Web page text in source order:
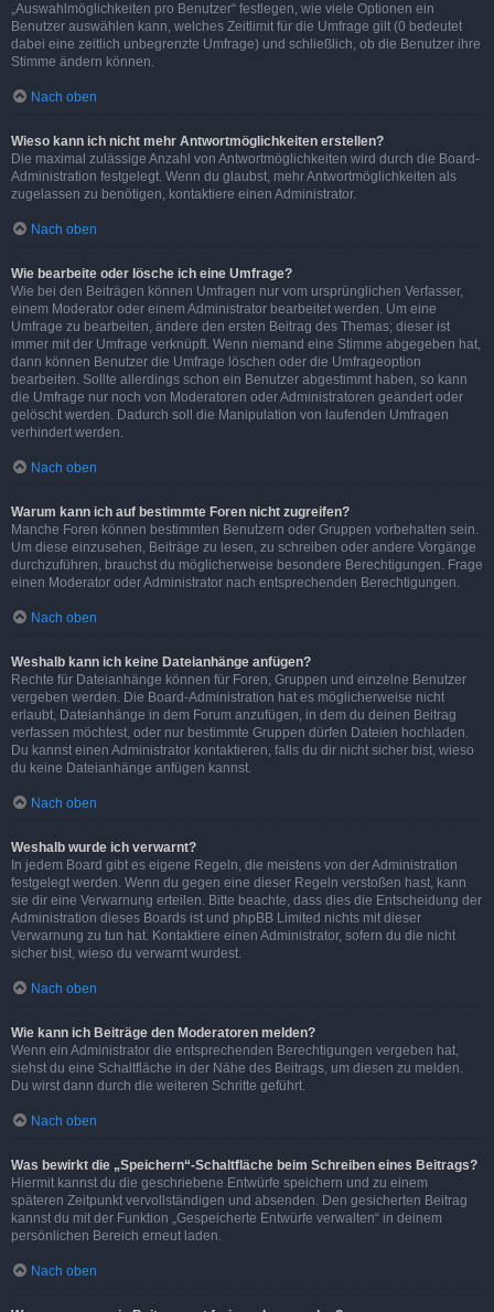
„Auswahlmöglichkeiten pro Benutzer“ festlegen, wie viele Optionen ein
Benutzer auswählen kann, welches Zeitlimit für die Umfrage gilt (0 bedeutet
dabei eine zeitlich unbegrenzte Umfrage) und schließlich, ob die Benutzer ihre
Stimme ändern können.
Nach oben
Wieso kann ich nicht mehr Antwortmöglichkeiten erstellen?
Die maximal zulässige Anzahl von Antwortmöglichkeiten wird durch die Board-
Administration festgelegt. Wenn du glaubst, mehr Antwortmöglichkeiten als
zugelassen zu benötigen, kontaktiere einen Administrator.
Nach oben
Wie bearbeite oder lösche ich eine Umfrage?
Wie bei den Beiträgen können Umfragen nur vom ursprünglichen Verfasser,
einem Moderator oder einem Administrator bearbeitet werden. Um eine
Umfrage zu bearbeiten, ändere den ersten Beitrag des Themas; dieser ist
immer mit der Umfrage verknüpft. Wenn niemand eine Stimme abgegeben hat,
dann können Benutzer die Umfrage löschen oder die Umfrageoption
bearbeiten. Sollte allerdings schon ein Benutzer abgestimmt haben, so kann
die Umfrage nur noch von Moderatoren oder Administratoren geändert oder
gelöscht werden. Dadurch soll die Manipulation von laufenden Umfragen
verhindert werden.
Nach oben
Warum kann ich auf bestimmte Foren nicht zugreifen?
Manche Foren können bestimmten Benutzern oder Gruppen vorbehalten sein.
Um diese einzusehen, Beiträge zu lesen, zu schreiben oder andere Vorgänge
durchzuführen, brauchst du möglicherweise besondere Berechtigungen. Frage
einen Moderator oder Administrator nach entsprechenden Berechtigungen.
Nach oben
Weshalb kann ich keine Dateianhänge anfügen?
Rechte für Dateianhänge können für Foren, Gruppen und einzelne Benutzer
vergeben werden. Die Board-Administration hat es möglicherweise nicht
erlaubt, Dateianhänge in dem Forum anzufügen, in dem du deinen Beitrag
verfassen möchtest, oder nur bestimmte Gruppen dürfen Dateien hochladen.
Du kannst einen Administrator kontaktieren, falls du dir nicht sicher bist, wieso
du keine Dateianhänge anfügen kannst.
Nach oben
Weshalb wurde ich verwarnt?
In jedem Board gibt es eigene Regeln, die meistens von der Administration
festgelegt werden. Wenn du gegen eine dieser Regeln verstoßen hast, kann
sie dir eine Verwarnung erteilen. Bitte beachte, dass dies die Entscheidung der
Administration dieses Boards ist und phpBB Limited nichts mit dieser
Verwarnung zu tun hat. Kontaktiere einen Administrator, sofern du die nicht
sicher bist, wieso du verwarnt wurdest.
Nach oben
Wie kann ich Beiträge den Moderatoren melden?
Wenn ein Administrator die entsprechenden Berechtigungen vergeben hat,
siehst du eine Schaltfläche in der Nähe des Beitrags, um diesen zu melden.
Du wirst dann durch die weiteren Schritte geführt.
Nach oben
Was bewirkt die „Speichern“-Schaltfläche beim Schreiben eines Beitrags?
Hiermit kannst du die geschriebene Entwürfe speichern und zu einem
späteren Zeitpunkt vervollständigen und absenden. Den gesicherten Beitrag
kannst du mit der Funktion „Gespeicherte Entwürfe verwalten“ in deinem
persönlichen Bereich erneut laden.
Nach oben